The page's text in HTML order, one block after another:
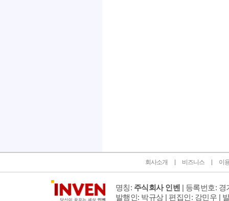
회사소개 비즈니스 이
명칭: 주식회사 인벤 | 등록번호: 경
발행인: 박규상 | 편집인: 강민우 |